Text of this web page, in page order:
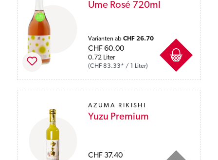
Ume Rosé 720ml
0.72 Liter
(CHF 83.33* / 1 Liter)
Varianten ab CHF 26.70
CHF 60.00
Preise inkl. MwSt. zzgl. Versandkosten
AZUMA RIKISHI
Yuzu Premium
CHF 37.40
Preise inkl. MwSt. zzgl. Versandkosten